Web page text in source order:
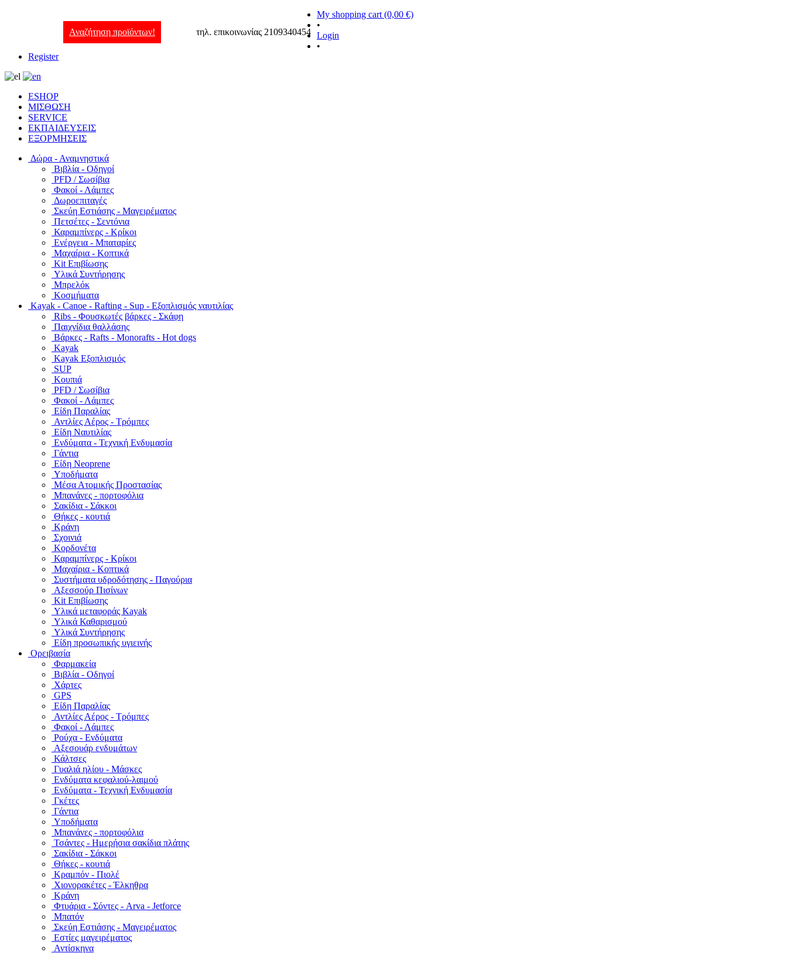
Αναζήτηση προϊόντων! τηλ. επικοινωνίας 2109340454
My shopping cart (0,00 €)
•
Login
•
Register
ESHOP
ΜΙΣΘΩΣΗ
SERVICE
ΕΚΠΑΙΔΕΥΣΕΙΣ
ΕΞΟΡΜΗΣΕΙΣ
Δώρα - Αναμνηστικά
Βιβλία - Οδηγοί
PFD / Σωσίβια
Φακοί - Λάμπες
Δωροεπιταγές
Σκεύη Εστιάσης - Μαγειρέματος
Πετσέτες - Σεντόνια
Καραμπίνερς - Κρίκοι
Ενέργεια - Μπαταρίες
Μαχαίρια - Κοπτικά
Kit Επιβίωσης
Υλικά Συντήρησης
Μπρελόκ
Κοσμήματα
Kayak - Canoe - Rafting - Sup - Εξοπλισμός ναυτιλίας
Ribs - Φουσκωτές βάρκες - Σκάφη
Παιχνίδια θαλλάσης
Βάρκες - Rafts - Monorafts - Hot dogs
Kayak
Kayak Εξοπλισμός
SUP
Κουπιά
PFD / Σωσίβια
Φακοί - Λάμπες
Είδη Παραλίας
Αντλίες Αέρος - Τρόμπες
Είδη Ναυτιλίας
Ενδύματα - Τεχνική Ενδυμασία
Γάντια
Είδη Neoprene
Υποδήματα
Μέσα Ατομικής Προστασίας
Μπανάνες - πορτοφόλια
Σακίδια - Σάκκοι
Θήκες - κουτιά
Κράνη
Σχοινιά
Κορδονέτα
Καραμπίνερς - Κρίκοι
Μαχαίρια - Κοπτικά
Συστήματα υδροδότησης - Παγούρια
Αξεσσούρ Πισίνων
Kit Επιβίωσης
Υλικά μεταφοράς Kayak
Υλικά Καθαρισμού
Υλικά Συντήρησης
Είδη προσωπικής υγιεινής
Ορειβασία
Φαρμακεία
Βιβλία - Οδηγοί
Χάρτες
GPS
Είδη Παραλίας
Αντλίες Αέρος - Τρόμπες
Φακοί - Λάμπες
Ρούχα - Ενδύματα
Αξεσουάρ ενδυμάτων
Κάλτσες
Γυαλιά ηλίου - Μάσκες
Ενδύματα κεφαλιού-λαιμού
Ενδύματα - Τεχνική Ενδυμασία
Γκέτες
Γάντια
Υποδήματα
Μπανάνες - πορτοφόλια
Τσάντες - Ημερήσια σακίδια πλάτης
Σακίδια - Σάκκοι
Θήκες - κουτιά
Κραμπόν - Πιολέ
Χιονορακέτες - Έλκηθρα
Κράνη
Φτυάρια - Σόντες - Arva - Jetforce
Μπατόν
Σκεύη Εστιάσης - Μαγειρέματος
Εστίες μαγειρέματος
Αντίσκηνα